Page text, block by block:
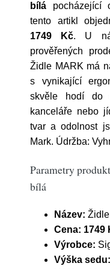
bílá
tento artikl
1749 Kč. U
prověřených
Židle MARK má
s vynikající
skvěle hodí do
kanceláře nebo
tvar a odolnost
Mark. Údržba:
Parametry
bílá
Název:
Cena: 1749
Výrobce:
Výška sedu: